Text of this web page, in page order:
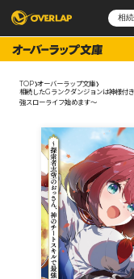
コミックガルド
コミッククリエ
LiQulle
ラブパルフェ
ポケットモンスター
アニメ
企業
会社概要
採用情報
アクセス
オーバーラップホー
TOP オーバーラップ文庫
相続したGランクダンジョンは神様付
強スローライフ始めます～